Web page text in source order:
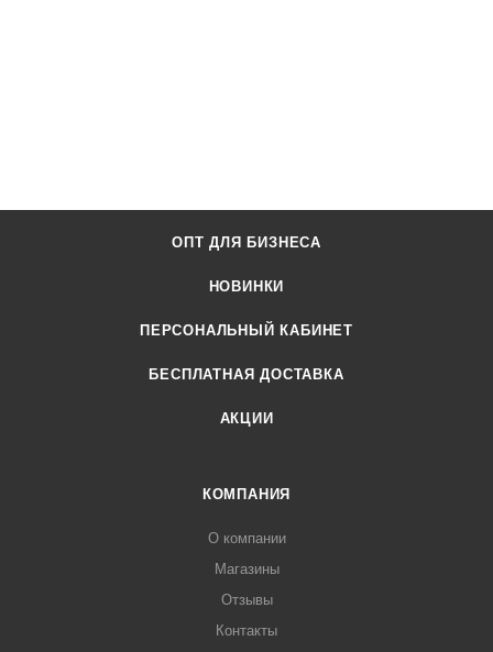
ОПТ ДЛЯ БИЗНЕСА
НОВИНКИ
ПЕРСОНАЛЬНЫЙ КАБИНЕТ
БЕСПЛАТНАЯ ДОСТАВКА
АКЦИИ
КОМПАНИЯ
О компании
Магазины
Отзывы
Контакты